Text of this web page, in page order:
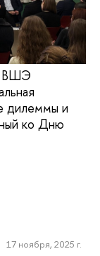
ВШЭ
дилеммы и
ко Дню
17 ноября, 2025 г.